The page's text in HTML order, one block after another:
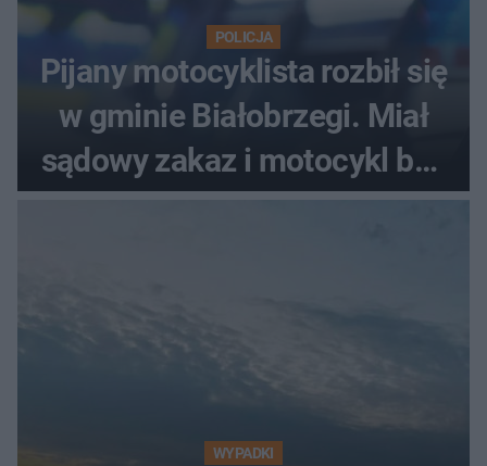
POLICJA
Pijany motocyklista rozbił się
w gminie Białobrzegi. Miał
sądowy zakaz i motocykl bez
tablic
WYPADKI